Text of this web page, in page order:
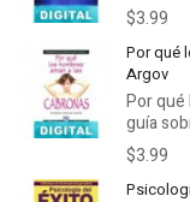
$3.99
Por qué
Argov
Por qué
guía
$3.99